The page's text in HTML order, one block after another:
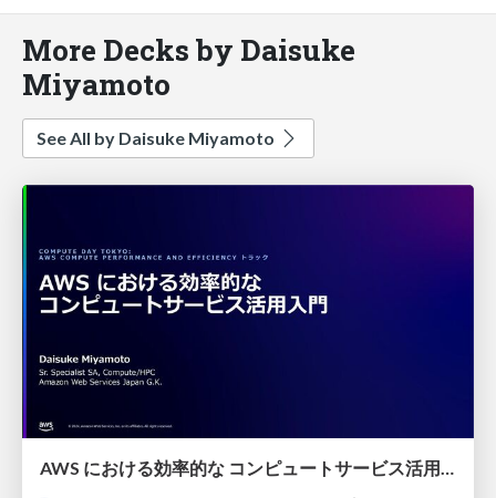
More Decks by Daisuke
Miyamoto
See All by Daisuke Miyamoto
AWS における効率的な コンピュートサービス活用入門